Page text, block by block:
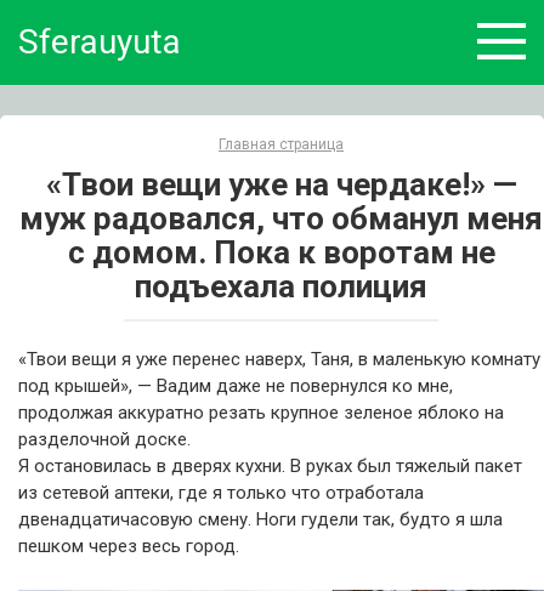
Sferauyuta
Главная страница
«Твои вещи уже на чердаке!» —
муж радовался, что обманул меня
с домом. Пока к воротам не
подъехала полиция
«Твои вещи я уже перенес наверх, Таня, в маленькую комнату
под крышей», — Вадим даже не повернулся ко мне,
продолжая аккуратно резать крупное зеленое яблоко на
разделочной доске.
Я остановилась в дверях кухни. В руках был тяжелый пакет
из сетевой аптеки, где я только что отработала
двенадцатичасовую смену. Ноги гудели так, будто я шла
пешком через весь город.